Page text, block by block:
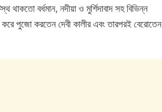
বর্ধমান, নদীয়া ও মুর্শিদাবাদ সহ বিভিন্ন
পুজো করতেন দেবী কালীর এবং তারপরই বেরোতেন